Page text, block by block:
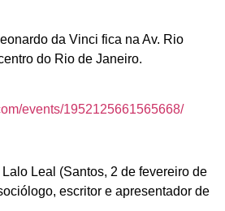
da Vinci fica na Av. Rio
do Rio de Janeiro.
events/1952125661565668/
Leal (Santos, 2 de fevereiro de
escritor e apresentador de